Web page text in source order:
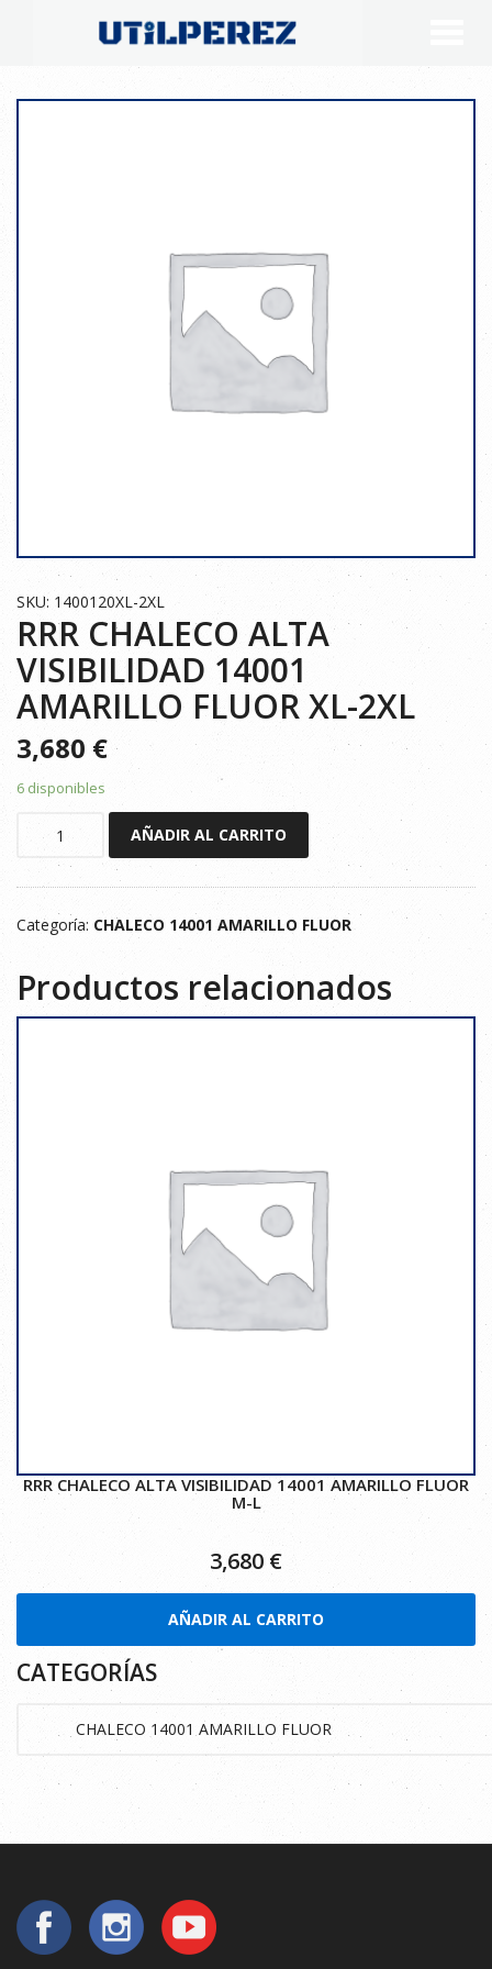
SKU: 1400120XL-2XL
RRR CHALECO ALTA
VISIBILIDAD 14001
AMARILLO FLUOR XL-2XL
3,680 €
6 disponibles
14001
FLUOR
AÑADIR AL CARRITO
Categoría: CHALECO 14001 AMARILLO FLUOR
Productos relacionados
RRR CHALECO ALTA VISIBILIDAD 14001 AMARILLO FLUOR
M-L
3,680 €
AÑADIR AL CARRITO
CATEGORÍAS